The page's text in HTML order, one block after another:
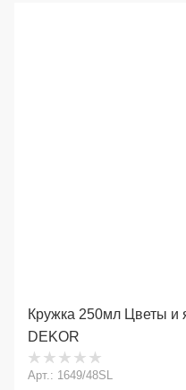
Кружка 250мл Цветы и
DEKOR
Арт.: 1649/48SL